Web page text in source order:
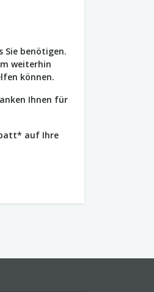
Sie benötigen.
weiterhin
können.
Ihnen für
auf Ihre